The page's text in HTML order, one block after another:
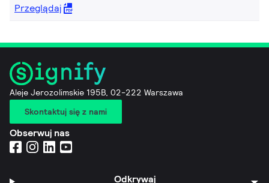
Przeglądaj
Aleje Jerozolimskie 195B, 02-222 Warszawa
Skontaktuj się z nami
Obserwuj nas
Odkrywaj